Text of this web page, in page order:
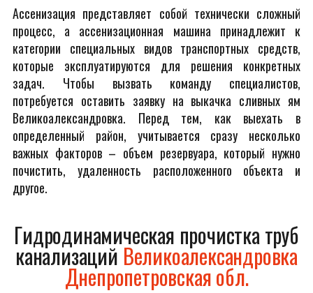
Ассенизация представляет собой технически сложный
процесс, а ассенизационная машина принадлежит к
категории специальных видов транспортных средств,
которые эксплуатируются для решения конкретных
задач. Чтобы вызвать команду специалистов,
потребуется оставить заявку на выкачка сливных ям
Великоалександровка. Перед тем, как выехать в
определенный район, учитывается сразу несколько
важных факторов – объем резервуара, который нужно
почистить, удаленность расположенного объекта и
другое.
Гидродинамическая прочистка труб
канализаций Великоалександровка
Днепропетровская обл.